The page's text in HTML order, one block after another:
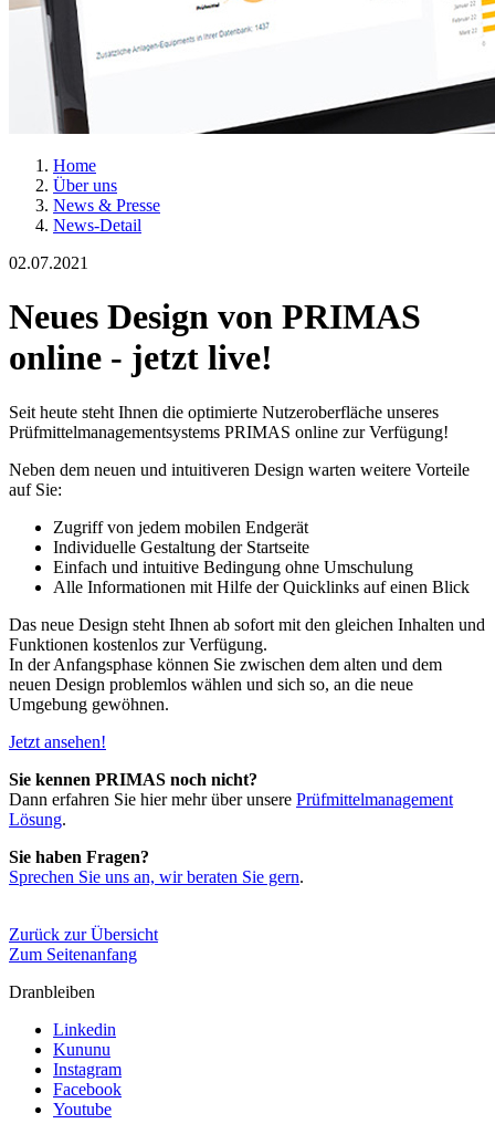
Home
Über uns
News & Presse
News-Detail
02.07.2021
Neues Design von PRIMAS
online - jetzt live!
Seit heute steht Ihnen die optimierte Nutzeroberfläche unseres
Prüfmittelmanagementsystems PRIMAS online zur Verfügung!
Neben dem neuen und intuitiveren Design warten weitere Vorteile
auf Sie:
Zugriff von jedem mobilen Endgerät
Individuelle Gestaltung der Startseite
Einfach und intuitive Bedingung ohne Umschulung
Alle Informationen mit Hilfe der Quicklinks auf einen Blick
Das neue Design steht Ihnen ab sofort mit den gleichen Inhalten und
Funktionen kostenlos zur Verfügung.
In der Anfangsphase können Sie zwischen dem alten und dem
neuen Design problemlos wählen und sich so, an die neue
Umgebung gewöhnen.
Jetzt ansehen!
Sie kennen PRIMAS noch nicht?
Dann erfahren Sie hier mehr über unsere Prüfmittelmanagement
Lösung.
Sie haben Fragen?
Sprechen Sie uns an, wir beraten Sie gern.
Zurück zur Übersicht
Zum Seitenanfang
Dranbleiben
Linkedin
Kununu
Instagram
Facebook
Youtube